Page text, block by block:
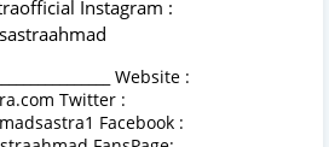
Instagram :
Website :
Twitter :
Facebook :